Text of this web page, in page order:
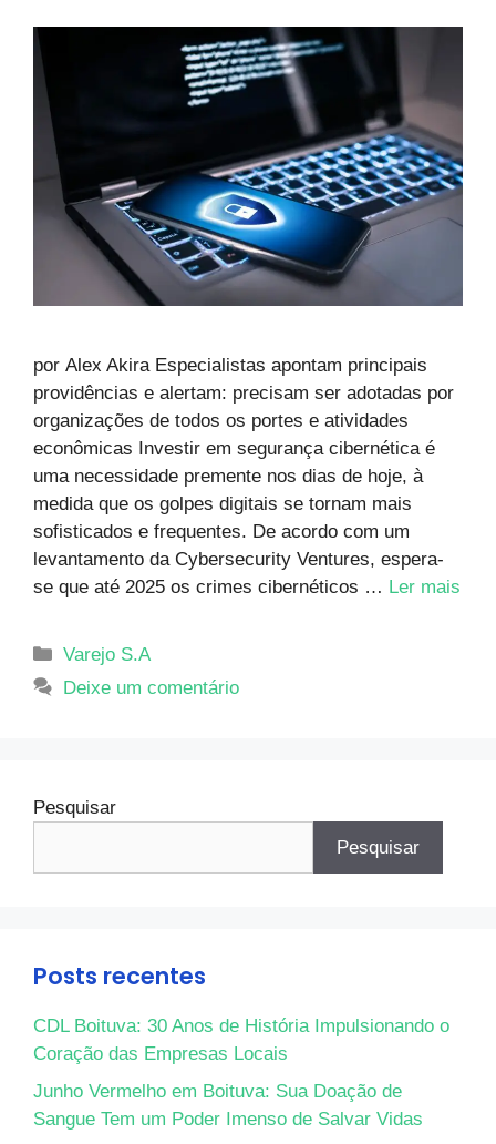
por Alex Akira Especialistas apontam principais
providências e alertam: precisam ser adotadas por
organizações de todos os portes e atividades
econômicas Investir em segurança cibernética é
uma necessidade premente nos dias de hoje, à
medida que os golpes digitais se tornam mais
sofisticados e frequentes. De acordo com um
levantamento da Cybersecurity Ventures, espera-
se que até 2025 os crimes cibernéticos … Ler mais
Varejo S.A
Deixe um comentário
Pesquisar
Pesquisar
Posts recentes
CDL Boituva: 30 Anos de História Impulsionando o
Coração das Empresas Locais
Junho Vermelho em Boituva: Sua Doação de
Sangue Tem um Poder Imenso de Salvar Vidas